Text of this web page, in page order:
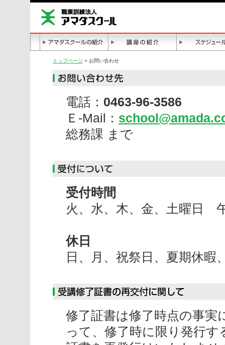
トップページ > お問い合わせ
電話： 0463-96-3586
Ｅ-Mail：
総務課 まで
受付時間
火、水、木、金、土曜日
休日
日、月、祝祭日、夏期休暇
修了証書は修了時点の事
って、修了時に限り発行